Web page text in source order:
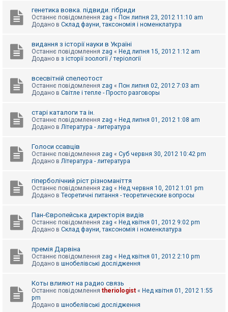
генетика вовка. підвиди. гібриди
Останнє повідомлення zag « Пон липня 23, 2012 11:10 am
Додано в Склад фауни, таксономія і номенклатура
видання з історії науки в Україні
Останнє повідомлення zag « Нед липня 15, 2012 1:12 am
Додано в з історії зоології / теріології
всесвітній спелеотост
Останнє повідомлення zag « Пон липня 02, 2012 7:03 am
Додано в Світле і тепле - Просто разговоры
старі каталоги та ін.
Останнє повідомлення zag « Нед липня 01, 2012 1:08 am
Додано в Література - литература
Голоси ссавців
Останнє повідомлення zag « Суб червня 30, 2012 10:42 pm
Додано в Література - литература
гіперболічний ріст різноманіття
Останнє повідомлення zag « Нед червня 10, 2012 1:01 pm
Додано в Теоретичні питання - теоретические вопросы
Пан-Європейська директорія видів
Останнє повідомлення zag « Нед квітня 01, 2012 9:02 pm
Додано в Склад фауни, таксономія і номенклатура
премія Дарвіна
Останнє повідомлення zag « Нед квітня 01, 2012 2:10 pm
Додано в шнобелівські дослідження
Коты влияют на радио связь
Останнє повідомлення theriologist « Нед квітня 01, 2012 1:55
pm
Додано в шнобелівські дослідження